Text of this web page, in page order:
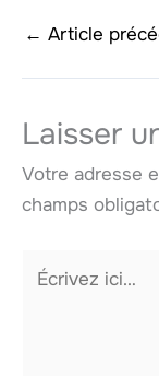
← Article
Laisser
Votre adresse
champs
Écrivez
ici…